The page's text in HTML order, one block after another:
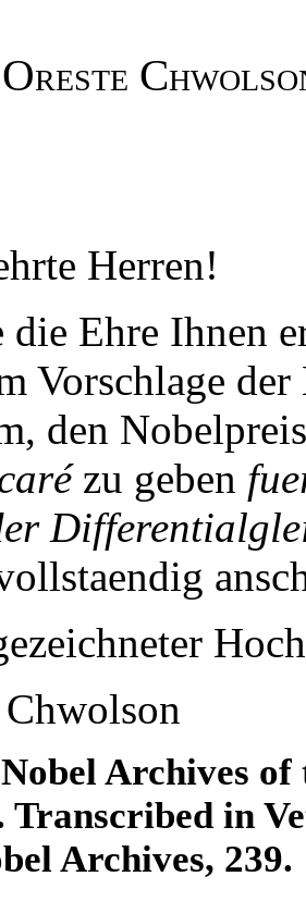
Herren!
die Ehre Ihnen
Vorschlage
den
zu geben
Archives of
Transcribed in
Archives, 239.